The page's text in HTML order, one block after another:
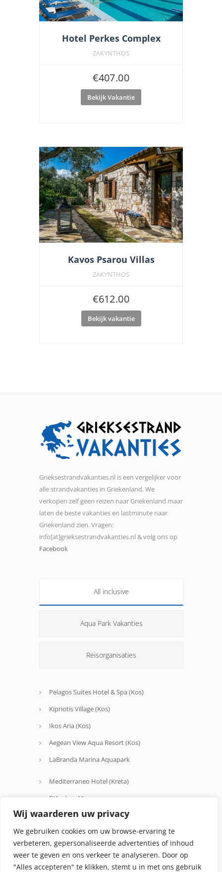
Wij waarderen uw privacy
We gebruiken cookies om uw browse-ervaring te
verbeteren, gepersonaliseerde advertenties of inhoud
weer te geven en ons verkeer te analyseren. Door op
"Alles accepteren" te klikken, stemt u in met ons gebruik
Hotel Perkes Complex
ZAKYNTHOS
€407.00
Bekijk Vakantie
Kavos Psarou Villas
ZAKYNTHOS
€612.00
Bekijk vakantie
Grieksestrandvakanties.nl is een vergelijker voor
alle strandvakanties in Griekenland. We
verkopen zelf geen reizen naar Griekenland maar
laten de beste vakanties en lastminute naar
Griekenland zien. Vragen:
info[at]grieksestrandvakanties.nl & volg ons op
Facebook
All inclusive
Aqua Park Vakanties
Reisorganisaties
Pelagos Suites Hotel & Spa (Kos)
Kipriotis Village (Kos)
Ikos Aria (Kos)
Aegean View Aqua Resort (Kos)
LaBranda Marina Aquapark
Mediterraneo Hotel (Kreta)
D'Andrea Mare
Avra Beach
Oceanis Hotel